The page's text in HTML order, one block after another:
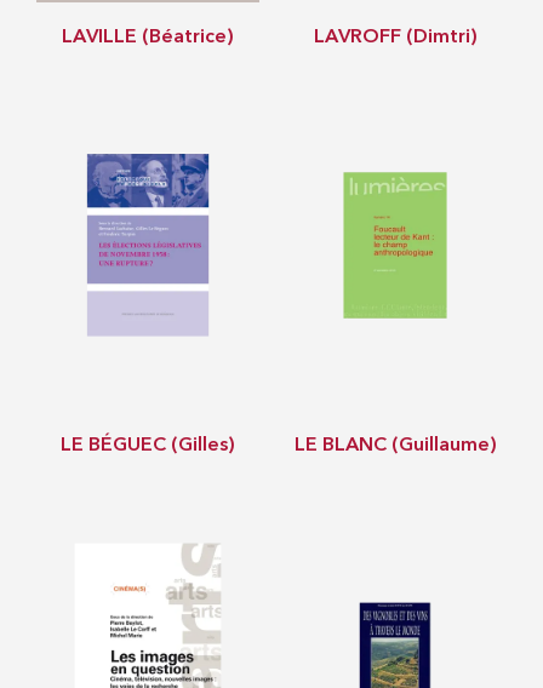
LAVILLE (Béatrice) LAVROFF (Dimtri)
LE BÉGUEC (Gilles) LE BLANC (Guillaume)